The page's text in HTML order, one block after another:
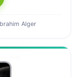
Alger